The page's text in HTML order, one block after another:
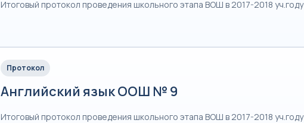
Итоговый протокол проведения школьного этапа ВОШ в 2017-2018 уч.году
Протокол
Английский язык ООШ № 9
Итоговый протокол проведения школьного этапа ВОШ в 2017-2018 уч.году